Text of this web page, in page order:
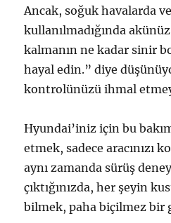
Ancak, soğuk havalarda
kullanılmadığında
kalmanın ne kadar sinir
hayal edin.” diye
kontrolünüzü ihmal
Hyundai’iniz için bu
etmek, sadece aracınızı
aynı zamanda sürüş
çıktığınızda, her şeyin
bilmek, paha biçilmez bir